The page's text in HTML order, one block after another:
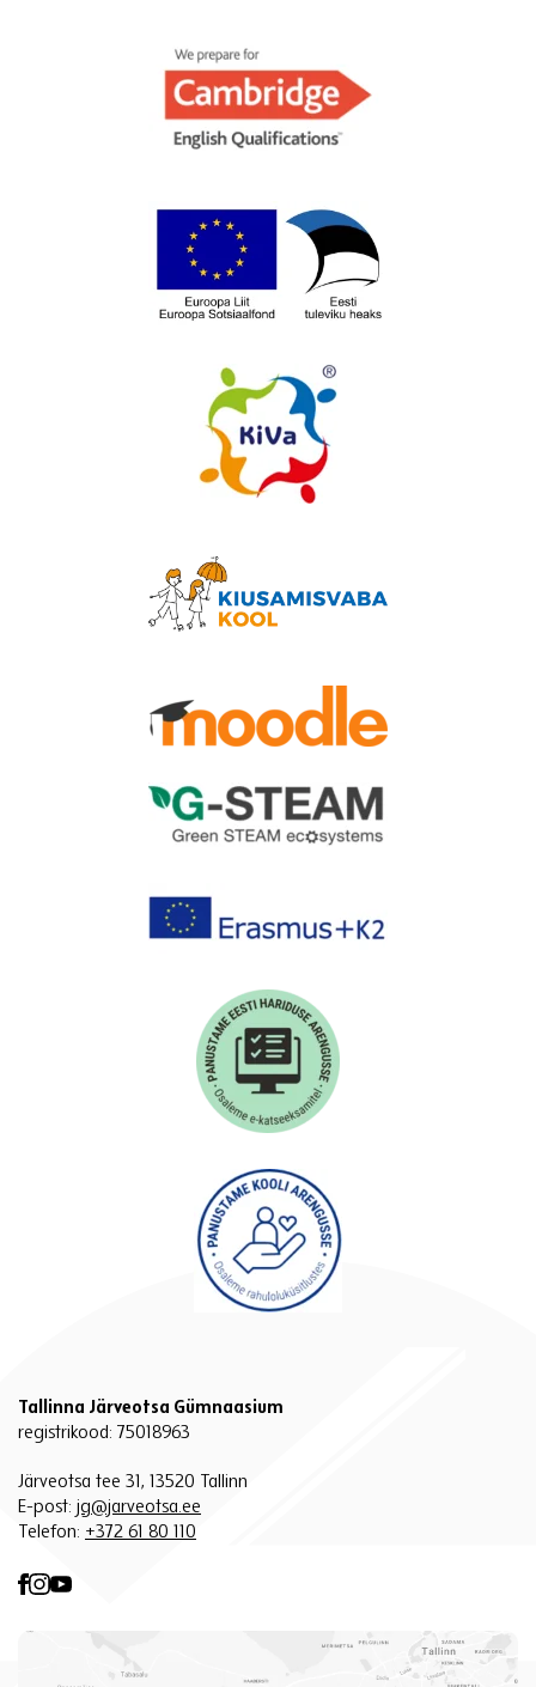
Tallinna Järveotsa Gümnaasium
registrikood: 75018963
Järveotsa tee 31, 13520 Tallinn
E-post: jg@jarveotsa.ee
Telefon: +372 61 80 110